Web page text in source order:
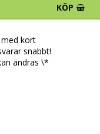
KÖP
kort
snabbt!
ändras \*